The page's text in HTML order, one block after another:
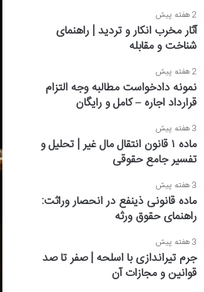
2 هفته پیش
آثار مخرب انکار و تردید | راهنمای
شناخت و مقابله
2 هفته پیش
نمونه دادخواست مطالبه وجه التزام
قرارداد اجاره – کامل و رایگان
3 هفته پیش
ماده ۱ قانون انتقال مال غیر | تحلیل و
تفسیر جامع حقوقی
3 هفته پیش
ماده قانونی ذینفع در انحصار وراثت:
راهنمای حقوق ورثه
3 هفته پیش
جرم تیراندازی با اسلحه | صفر تا صد
قوانین و مجازات آن